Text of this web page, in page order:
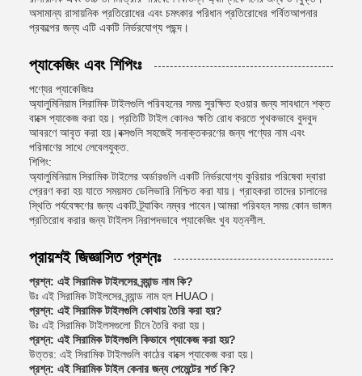
অসামান্য রাসায়নিক প্রতিরোধের এবং চমৎকার পরিধান প্রতিরোধের গর্বিতআপনার
প্রকল্পের জন্য এটি একটি নির্ভরযোগ্য পছন্দ।
প্যাকেজিং এবং শিপিংঃ
পণ্যের প্যাকেজিংঃ
অ্যালুমিনিয়াম সিরামিক টাইলগুলি পরিবহনের সময় সুরক্ষিত হওয়ার জন্য সাবধানে শক্ত
বাক্সে প্যাকেজ করা হয়। প্রতিটি টাইল কোনও ক্ষতি রোধ করতে পৃথকভাবে বুদবুদ
আবরণে আবৃত করা হয়।বক্সগুলি সহজেই সনাক্তকরণের জন্য পণ্যের নাম এবং
পরিমাণের সাথে লেবেলযুক্ত.
শিপিং:
অ্যালুমিনিয়াম সিরামিক টাইলের অর্ডারগুলি একটি নির্ভরযোগ্য কুরিয়ার পরিষেবা দ্বারা
প্রেরণ করা হয় যাতে সময়মত ডেলিভারি নিশ্চিত করা যায়। গ্রাহকরা তাদের চালানের
স্থিতি পর্যবেক্ষণের জন্য একটি ট্র্যাকিং নম্বর পাবেন।আমরা পরিবহন সময় কোন ভাঙ্গন
প্রতিরোধ করার জন্য টাইলস নিরাপদভাবে প্যাকেজিং খুব যত্নশীল.
প্রায়শই জিজ্ঞাসিত প্রশ্নঃ
প্রশ্ন: এই সিরামিক টাইলসের ব্র্যান্ড নাম কি?
উঃ এই সিরামিক টাইলসের ব্র্যান্ড নাম হল HUAO।
প্রশ্ন: এই সিরামিক টাইলগুলি কোথায় তৈরি করা হয়?
উঃ এই সিরামিক টাইলসগুলো চীনে তৈরি করা হয়।
প্রশ্ন: এই সিরামিক টাইলগুলি কিভাবে প্যাকেজ করা হয়?
উত্তর: এই সিরামিক টাইলগুলি কাঠের বাক্সে প্যাকেজ করা হয়।
প্রশ্ন: এই সিরামিক টাইল কেনার জন্য পেমেন্টের শর্ত কি?